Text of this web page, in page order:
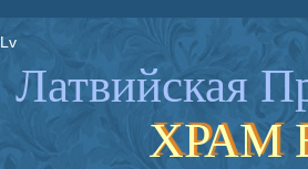
Латвийская
ХРАМ
Lv